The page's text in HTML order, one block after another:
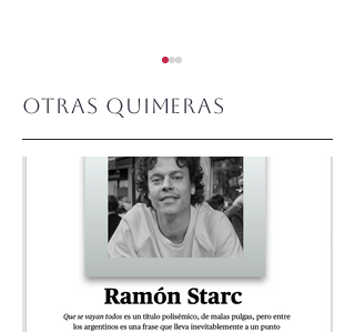
Quimera #510.
Junio 2026
Otras quimeras